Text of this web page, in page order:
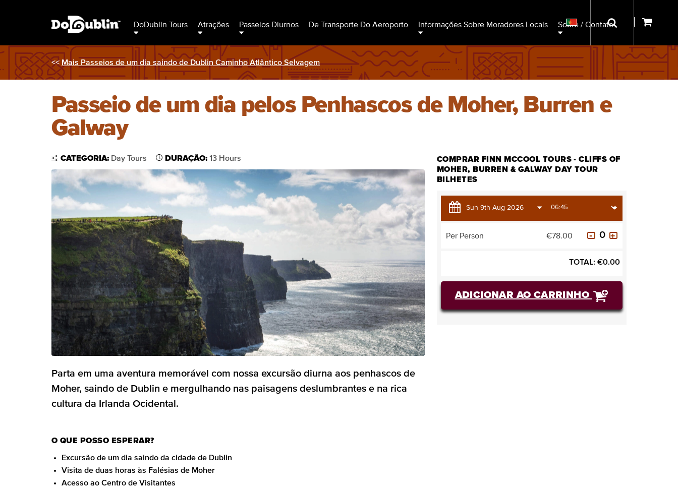
DoDublin Tours Atrações Passeios Diurnos De Transporte Do Aeroporto Informações Sobre Moradores Locais Sobre / Contato
<< Mais Passeios de um dia saindo de Dublin Caminho Atlântico Selvagem
Passeio de um dia pelos Penhascos de Moher, Burren e
Galway
CATEGORIA: Day Tours DURAÇÃO: 13 Hours
Parta em uma aventura memorável com nossa excursão diurna aos penhascos de
Moher, saindo de Dublin e mergulhando nas paisagens deslumbrantes e na rica
cultura da Irlanda Ocidental.
O QUE POSSO ESPERAR?
Excursão de um dia saindo da cidade de Dublin
Visita de duas horas às Falésias de Moher
Acesso ao Centro de Visitantes
COMPRAR FINN MCCOOL TOURS - CLIFFS OF
MOHER, BURREN & GALWAY DAY TOUR
BILHETES
Per Person €78.00
TOTAL: €0.00
ADICIONAR AO CARRINHO